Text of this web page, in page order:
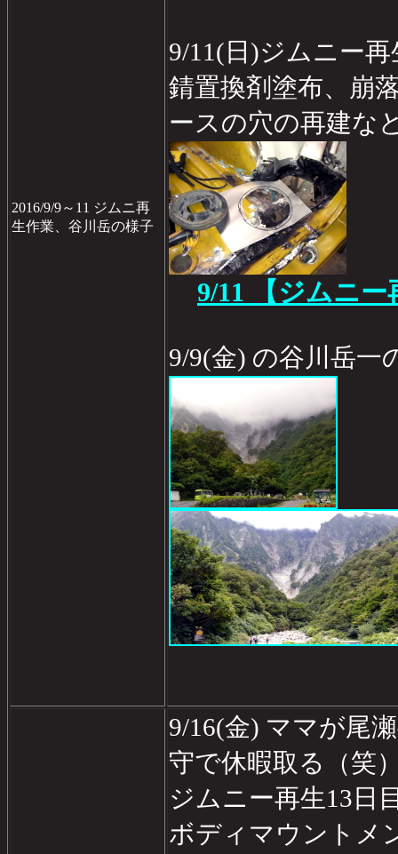
2016/9/9～11 ジムニ再
生作業、谷川岳の様子
9/11(日)ジムニー再
錆置換剤塗布、崩
ースの穴の再建な
9/11 【ジムニー
9/9(金) の谷川岳一
9/16(金) ママが尾
守で休暇取る（笑
ジムニー再生13日
ボディマウントメ